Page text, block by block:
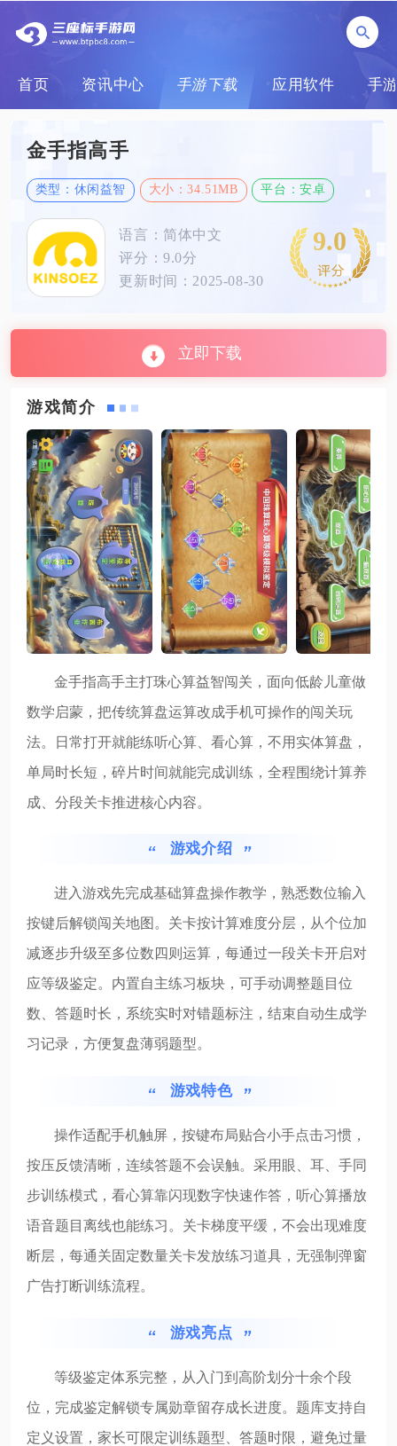
首页 资讯中心 手游下载 应用软件 手
金手指高手
类型：休闲益智 大小：34.51MB 平台：安卓
语言：简体中文
评分：9.0分
更新时间：2025-08-30
9.0
立即下载
游戏简介
金手指高手主打珠心算益智闯关，面向低龄儿童做
数学启蒙，把传统算盘运算改成手机可操作的闯关玩
法。日常打开就能练听心算、看心算，不用实体算盘，
单局时长短，碎片时间就能完成训练，全程围绕计算养
成、分段关卡推进核心内容。
游戏介绍
进入游戏先完成基础算盘操作教学，熟悉数位输入
按键后解锁闯关地图。关卡按计算难度分层，从个位加
减逐步升级至多位数四则运算，每通过一段关卡开启对
应等级鉴定。内置自主练习板块，可手动调整题目位
数、答题时长，系统实时对错题标注，结束自动生成学
习记录，方便复盘薄弱题型。
游戏特色
操作适配手机触屏，按键布局贴合小手点击习惯，
按压反馈清晰，连续答题不会误触。采用眼、耳、手同
步训练模式，看心算靠闪现数字快速作答，听心算播放
语音题目离线也能练习。关卡梯度平缓，不会出现难度
断层，每通关固定数量关卡发放练习道具，无强制弹窗
广告打断训练流程。
游戏亮点
等级鉴定体系完整，从入门到高阶划分十余个段
位，完成鉴定解锁专属勋章留存成长进度。题库支持自
定义设置，家长可限定训练题型、答题时限，避免过量